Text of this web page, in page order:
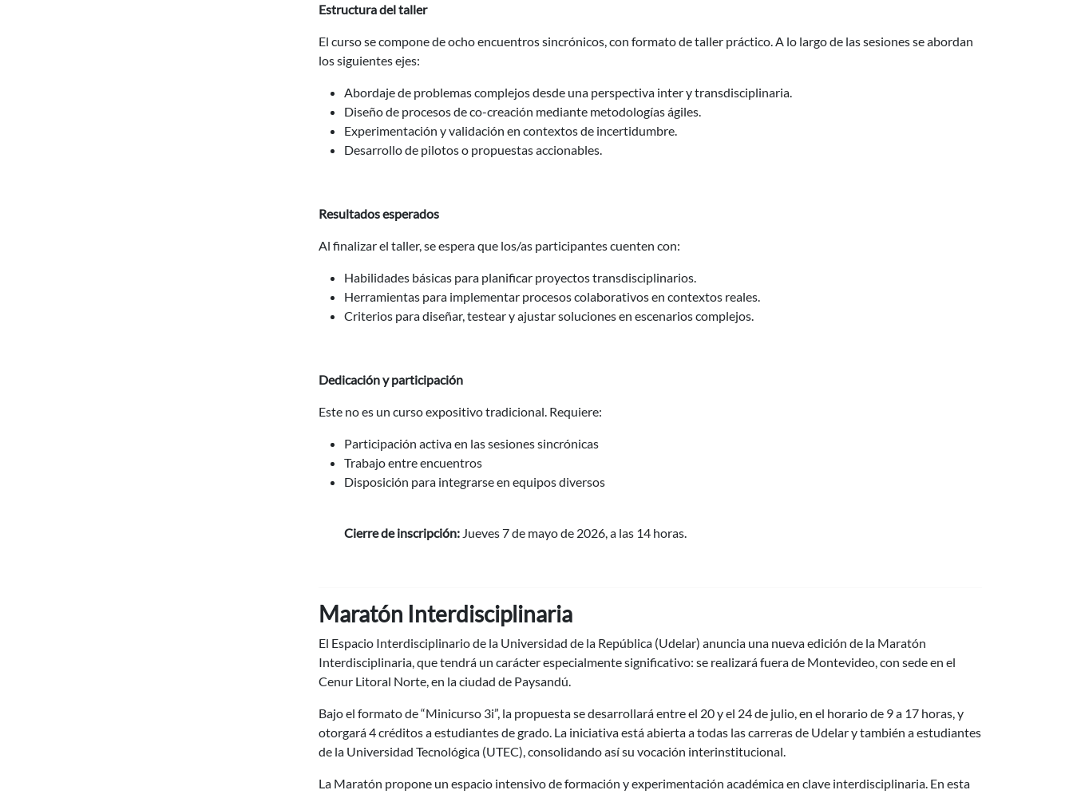
Estructura del taller
El curso se compone de ocho encuentros sincrónicos, con formato de taller práctico. A lo largo de las sesiones se abordan
los siguientes ejes:
Abordaje de problemas complejos desde una perspectiva inter y transdisciplinaria.
Diseño de procesos de co-creación mediante metodologías ágiles.
Experimentación y validación en contextos de incertidumbre.
Desarrollo de pilotos o propuestas accionables.
Resultados esperados
Al finalizar el taller, se espera que los/as participantes cuenten con:
Habilidades básicas para planificar proyectos transdisciplinarios.
Herramientas para implementar procesos colaborativos en contextos reales.
Criterios para diseñar, testear y ajustar soluciones en escenarios complejos.
Dedicación y participación
Este no es un curso expositivo tradicional. Requiere:
Participación activa en las sesiones sincrónicas
Trabajo entre encuentros
Disposición para integrarse en equipos diversos
Cierre de inscripción: Jueves 7 de mayo de 2026, a las 14 horas.
Maratón Interdisciplinaria
El Espacio Interdisciplinario de la Universidad de la República (Udelar) anuncia una nueva edición de la Maratón
Interdisciplinaria, que tendrá un carácter especialmente significativo: se realizará fuera de Montevideo, con sede en el
Cenur Litoral Norte, en la ciudad de Paysandú.
Bajo el formato de “Minicurso 3i”, la propuesta se desarrollará entre el 20 y el 24 de julio, en el horario de 9 a 17 horas, y
otorgará 4 créditos a estudiantes de grado. La iniciativa está abierta a todas las carreras de Udelar y también a estudiantes
de la Universidad Tecnológica (UTEC), consolidando así su vocación interinstitucional.
La Maratón propone un espacio intensivo de formación y experimentación académica en clave interdisciplinaria. En esta